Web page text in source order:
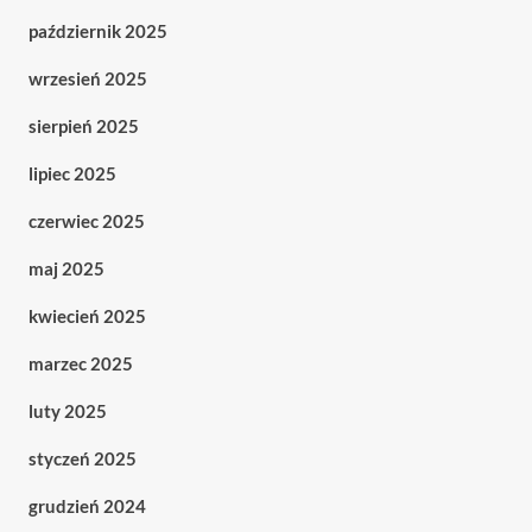
październik 2025
wrzesień 2025
sierpień 2025
lipiec 2025
czerwiec 2025
maj 2025
kwiecień 2025
marzec 2025
luty 2025
styczeń 2025
grudzień 2024